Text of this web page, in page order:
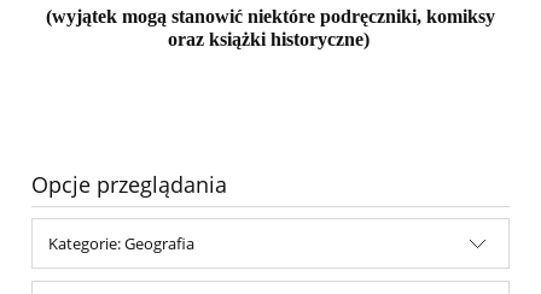
(wyjątek mogą stanowić niektóre podręczniki, komiksy
oraz książki historyczne)
Opcje przeglądania
Kategorie: Geografia